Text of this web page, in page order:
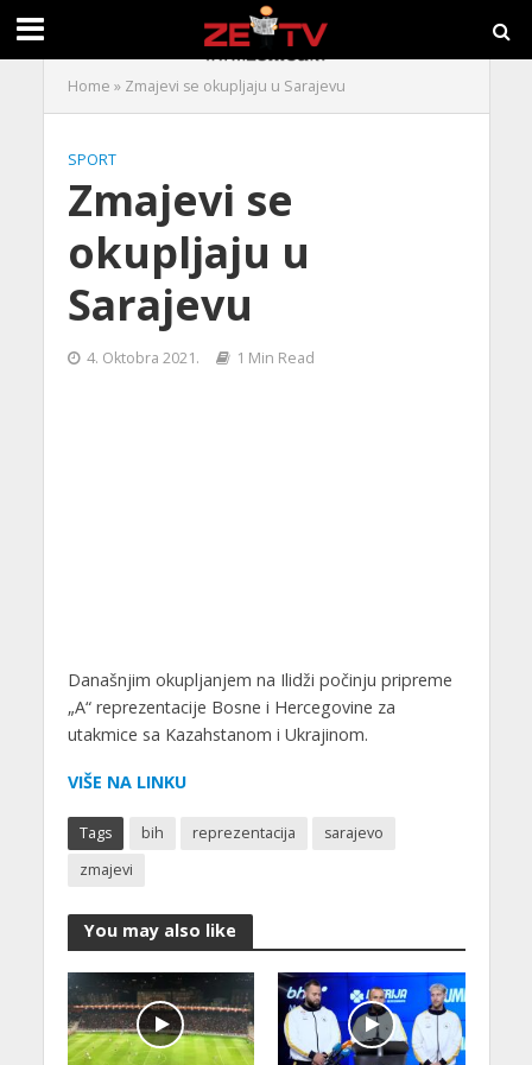
Home » Zmajevi se okupljaju u Sarajevu
SPORT
Zmajevi se
okupljaju u
Sarajevu
4. Oktobra 2021. 1 Min Read
Današnjim okupljanjem na Ilidži počinju pripreme
„A“ reprezentacije Bosne i Hercegovine za
utakmice sa Kazahstanom i Ukrajinom.
VIŠE NA LINKU
Tags bih reprezentacija
sarajevo
zmajevi
You may also like